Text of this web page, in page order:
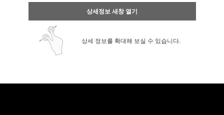
상세정보 새창 열기
상세 정보를 확대해 보실 수 있습니다.